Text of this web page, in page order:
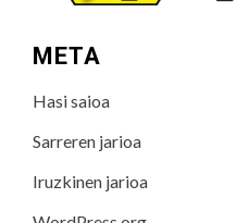
META
Hasi saioa
Sarreren jarioa
Iruzkinen jarioa